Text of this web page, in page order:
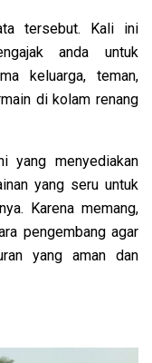
tersebut. Kali ini
anda untuk
keluarga, teman,
di kolam renang
yang menyediakan
yang seru untuk
Karena memang,
pengembang agar
yang aman dan